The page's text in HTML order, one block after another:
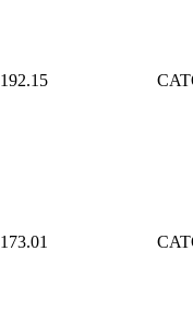
192.15
173.01